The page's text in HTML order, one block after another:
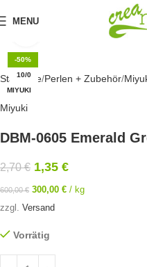
MENU
-50%
10/0
MIYUKI
Startseite Perlen + Zubehör
Miyuki
DBM-0605 Emerald
2,70€ 1,35 €
600,00€ 300,00 € / kg
zzgl. Versand
Vorrätig